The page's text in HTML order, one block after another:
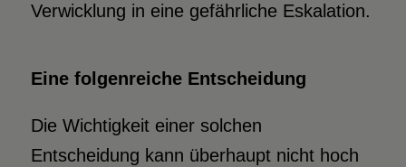
Verwicklung in eine gefährliche Eskalation.
Eine folgenreiche Entscheidung
Die Wichtigkeit einer solchen
Entscheidung kann überhaupt nicht hoch